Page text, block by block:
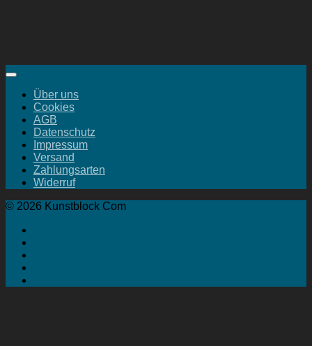
Über uns
Cookies
AGB
Datenschutz
Impressum
Versand
Zahlungsarten
Widerruf
© 2026 Kunstblock Com